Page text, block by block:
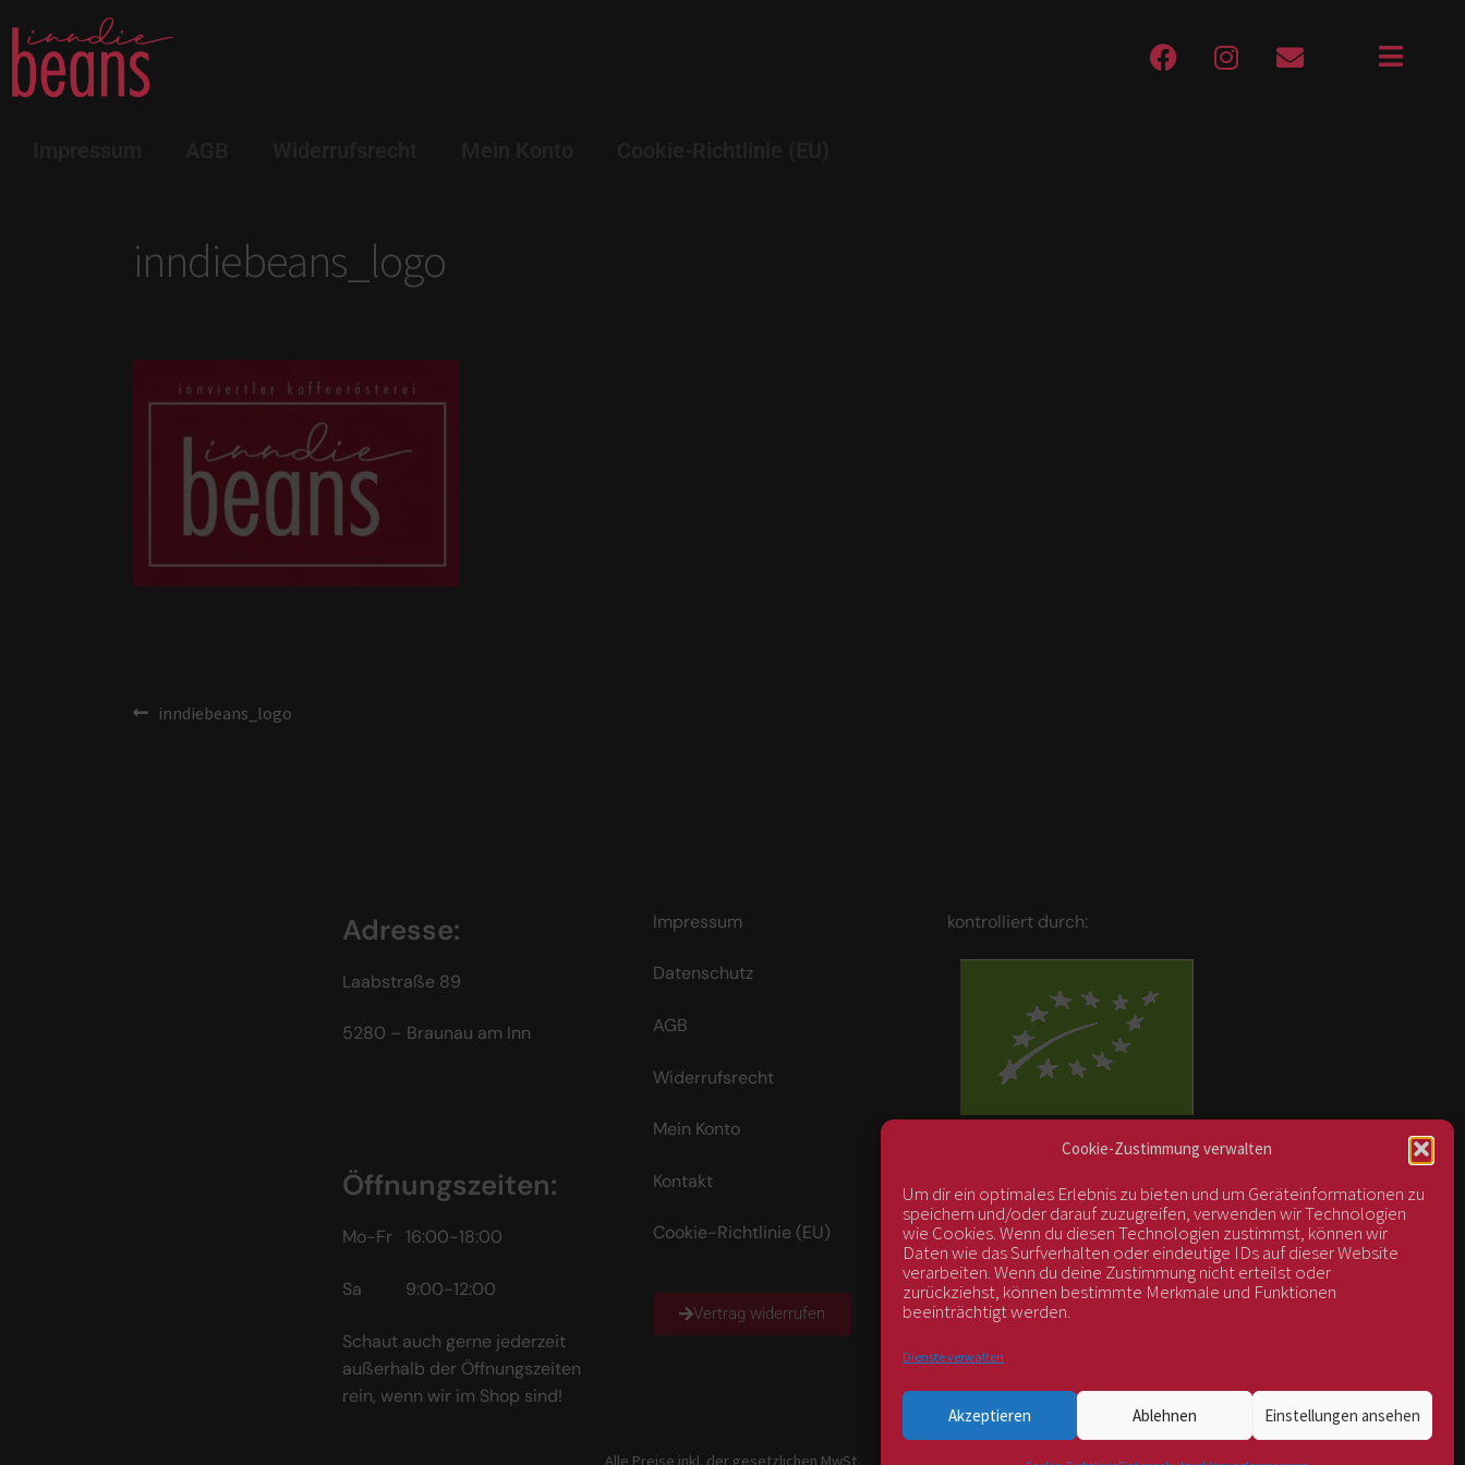
Cookie-Zustimmung verwalten
Um dir ein optimales Erlebnis zu bieten und um Geräteinformationen zu
speichern und/oder darauf zuzugreifen, verwenden wir Technologien
wie Cookies. Wenn du diesen Technologien zustimmst, können wir
Daten wie das Surfverhalten oder eindeutige IDs auf dieser Website
verarbeiten. Wenn du deine Zustimmung nicht erteilst oder
zurückziehst, können bestimmte Merkmale und Funktionen
beeinträchtigt werden.
Dienste verwalten
Akzeptieren Ablehnen Einstellungen ansehen
inndiebeans_logo
inndiebeans_logo
Adresse:
Laabstraße 89
5280 – Braunau am Inn
Öffnungszeiten:
Mo-Fr 16:00-18:00
Sa 9:00-12:00
Schaut auch gerne jederzeit
außerhalb der Öffnungszeiten
rein, wenn wir im Shop sind!
Impressum
Datenschutz
AGB
Widerrufsrecht
Mein Konto
Kontakt
Cookie-Richtlinie (EU)
Vertrag widerrufen
kontrolliert durch:
Alle Preise inkl. der gesetzlichen MwSt.